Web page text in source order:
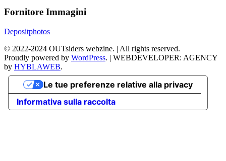
Fornitore Immagini
Depositphotos
© 2022-2024 OUTsiders webzine. | All rights reserved.
Proudly powered by WordPress. | WEBDEVELOPER: AGENCY
by HYBLAWEB.
Informativa sulla raccolta
Le tue preferenze relative alla privacy